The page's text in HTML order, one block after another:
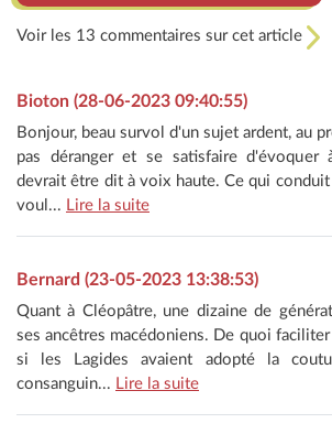
Voir les 13 commentaires sur cet article
Bioton (28-06-2023 09:40:55)
Bonjour, beau survol d'un sujet ardent, au
pas déranger et se satisfaire
devrait être dit à voix haute. Ce qui
voul... Lire la suite
Bernard (23-05-2023 13:38:53)
Quant à Cléopâtre, une dizaine de
ses ancêtres macédoniens. De quoi
si les Lagides avaient adopté la
consanguin... Lire la suite